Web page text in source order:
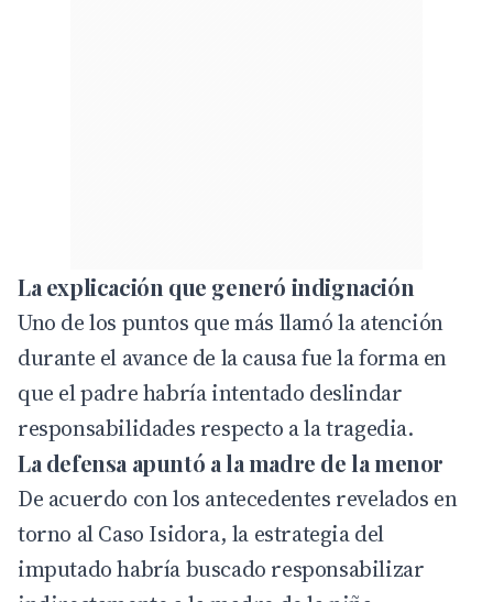
La explicación que generó indignación
Uno de los puntos que más llamó la atención
durante el avance de la causa fue la forma en
que el padre habría intentado deslindar
responsabilidades respecto a la tragedia.
La defensa apuntó a la madre de la menor
De acuerdo con los antecedentes revelados en
torno al Caso Isidora, la estrategia del
imputado habría buscado responsabilizar